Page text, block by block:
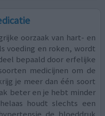
oorzaak van hart- en
voeding en roken, wordt
bepaald door erfelijke
medicijnen om de
je meer dan één soort
beter en je hebt minder
houdt slechts een